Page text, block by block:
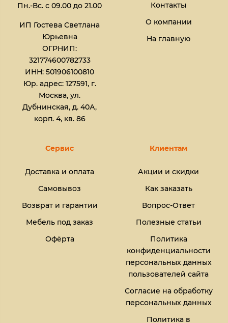
Пн.-Вс. с 09.00 до 21.00
ИП Гостева Светлана
Юрьевна​
ОГРНИП:
321774600782733
ИНН: 501906100810
Юр. адрес: 127591, г.
Москва, ул.
Дубнинская, д. 40А,
корп. 4, кв. 86
Контакты
О компании
На главную
Сервис
Доставка и оплата
Самовывоз
Возврат и гарантии
Мебель под заказ
Офёрта
Клиентам
Акции и скидки
Как заказать
Вопрос-Ответ
Полезные статьи
Политика
конфиденциальности
персональных данных
пользователей сайта
Согласие на обработку
персональных данных
Политика в